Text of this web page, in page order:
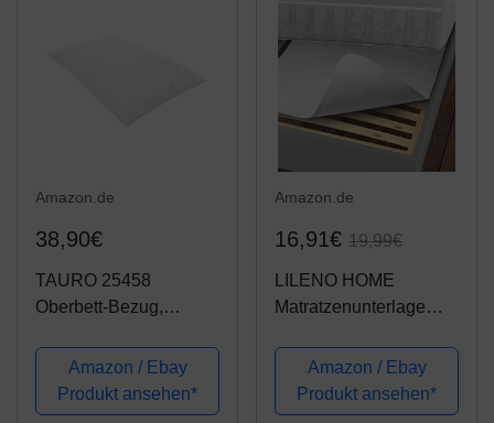
Amazon.de
38,90€
TAURO 25458
Oberbett-Bezug,
Milbenkotdicht 240 x
220 cm, Milbenschutz
für Hausstauballergiker
Amazon / Ebay
Produkt ansehen*
Amazon.de
16,91€ 19,99€
LILENO HOME
Matratzenunterlage
Matratzenschoner mit
Noppen - Noppen
Antirutschmatte für
Amazon / Ebay
Produkt ansehen*